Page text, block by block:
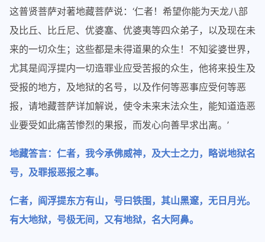
这普贤菩萨对著地藏菩萨说：‘仁者！希望你能为天龙八部
及比丘、比丘尼、优婆塞、优婆夷等四众弟子，以及现在未
来的一切众生；这些都是未得道果的众生！不知娑婆世界，
尤其是阎浮提内一切造罪业应受苦报的众生，他将来投生及
受报的地方，及地狱的名号，以及作何等恶事应受何等恶
报，请地藏菩萨详加解说，使令未来末法众生，能知道造恶
业要受如此痛苦惨烈的果报，而发心向善早求出离。’
地藏答言：仁者，我今承佛威神，及大士之力，略说地狱名
号，及罪报恶报之事。
仁者，阎浮提东方有山，号曰铁围，其山黑邃，无日月光。
有大地狱，号极无间，又有地狱，名大阿鼻。